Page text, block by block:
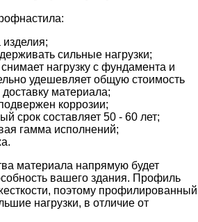
сильные нагрузки;
нагрузку с фундамента и
удешевляет общую стоимость
материала;
коррозии;
срок составляет 50 - 60 лет;
гамма исполнений;
материала напрямую будет
вашего здания. Профиль
поэтому профилированный
нагрузки, в отличие от